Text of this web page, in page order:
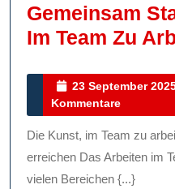
Gemeinsam
Im Team Zu
23 September
Kommentare
Die Kunst, im Team zu arbeiten: Gemeinsam mehr
erreichen Das Arbeiten im
vielen Bereichen {...}